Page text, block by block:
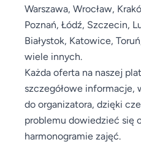
Warszawa, Wrocław,
Poznań, Łódź, Szczecin,
Białystok, Katowice,
wiele innych.
Każda oferta na naszej
szczegółowe
do organizatora, dzięki
problemu dowiedzieć się
harmonogramie zajęć.